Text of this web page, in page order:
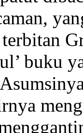
buku